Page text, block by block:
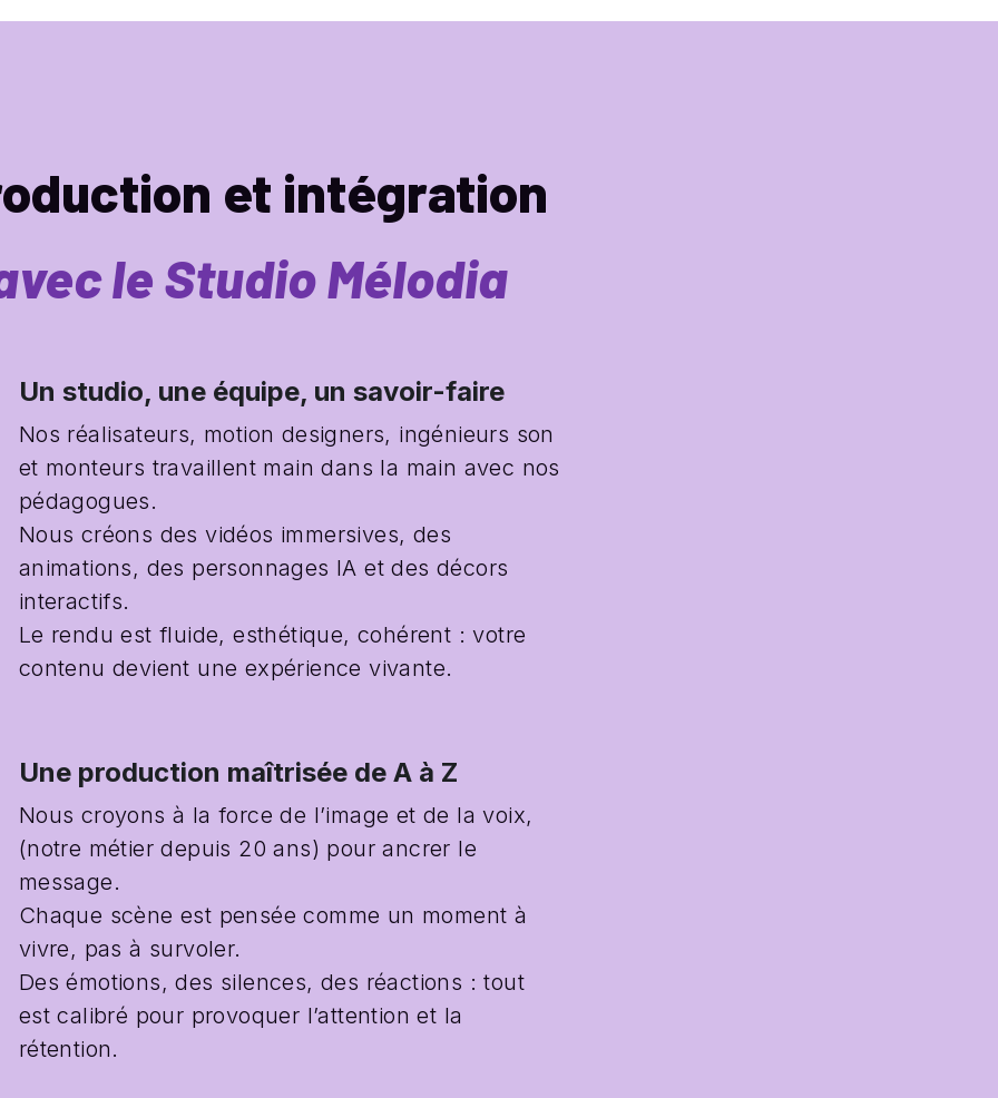
et intégration
le Studio Mélodia
Un studio, une équipe, un savoir-faire
Nos réalisateurs, motion designers, ingénieurs son
et monteurs travaillent main dans la main avec nos
pédagogues.
Nous créons des vidéos immersives, des
animations, des personnages IA et des décors
interactifs.
Le rendu est fluide, esthétique, cohérent : votre
contenu devient une expérience vivante.
Une production maîtrisée de A à Z
Nous croyons à la force de l’image et de la voix,
(notre métier depuis 20 ans) pour ancrer le
message.
Chaque scène est pensée comme un moment à
vivre, pas à survoler.
Des émotions, des silences, des réactions : tout
est calibré pour provoquer l’attention et la
rétention.